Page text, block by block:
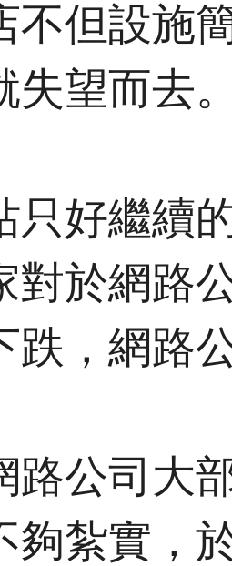
不但設施
失望而去
只好繼續
對於網路
跌，網路
路公司大
夠紮實，